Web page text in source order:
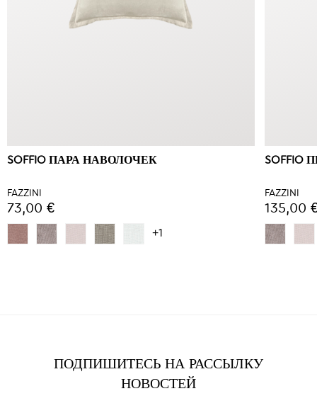
SOFFIO ПАРА НАВОЛОЧЕК
FAZZINI
73,00 €
+1
FAZZINI
135,00
ПОДПИШИТЕСЬ НА РАССЫЛКУ
НОВОСТЕЙ